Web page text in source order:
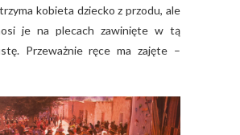
kobieta dziecko z przodu, ale
je na plecach zawinięte w tą
Przeważnie ręce ma zajęte –